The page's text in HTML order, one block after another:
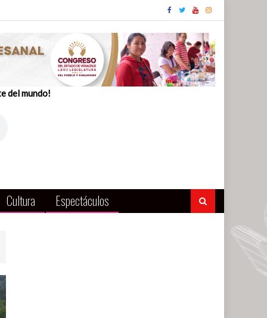
del mundo!
Cultura Espectáculos